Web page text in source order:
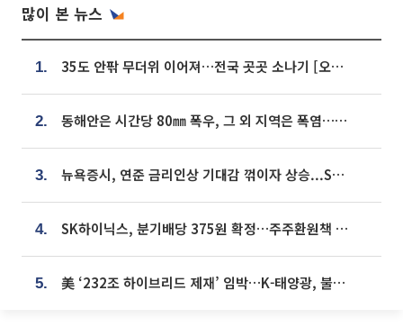
많이 본 뉴스
1. 35도 안팎 무더위 이어져…전국 곳곳 소나기 [오늘 날씨]
2. 동해안은 시간당 80㎜ 폭우, 그 외 지역은 폭염…‘극과 극 날씨’
3. 뉴욕증시, 연준 금리인상 기대감 꺾이자 상승...S&P500 사상 최고치 [종합]
4. SK하이닉스, 분기배당 375원 확정…주주환원책 9월로 앞당겨 발표
5. 美 ‘232조 하이브리드 제재’ 임박…K-태양광, 불확실성 털고 날개 다나